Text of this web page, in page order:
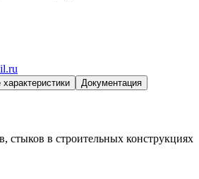
Документация
стыков в строительных конструкциях